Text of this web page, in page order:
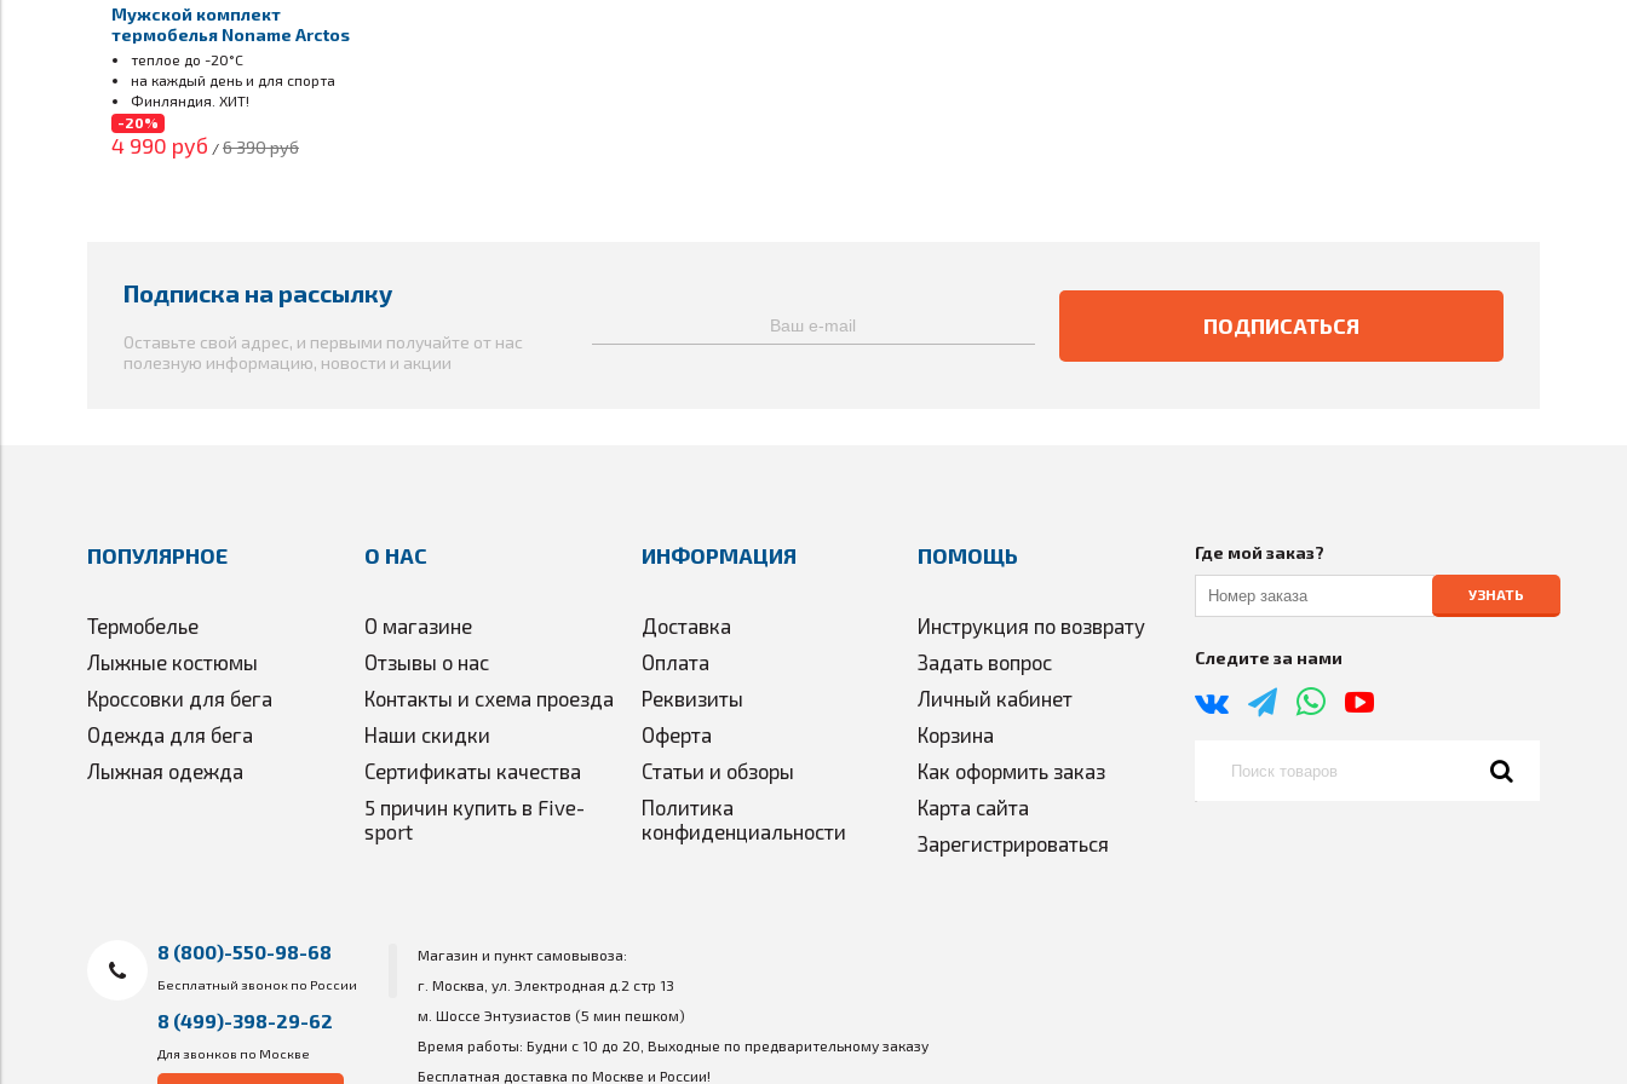
Мужской комплект
термобелья Noname Arctos
Underwear
теплое до -20°С
на каждый день и для спорта
Финляндия. ХИТ!
-20%
4 990 руб / 6 390 руб
Подписка на рассылку
Оставьте свой адрес, и первыми получайте от нас
полезную информацию, новости и акции
ПОПУЛЯРНОЕ
Термобелье
Лыжные костюмы
Кроссовки для бега
Одежда для бега
Лыжная одежда
О НАС
О магазине
Отзывы о нас
Контакты и схема проезда
Наши скидки
Сертификаты качества
5 причин купить в Five-
sport
ИНФОРМАЦИЯ
Доставка
Оплата
Реквизиты
Оферта
Статьи и обзоры
Политика
конфиденциальности
ПОМОЩЬ
Инструкция по возврату
Задать вопрос
Личный кабинет
Корзина
Как оформить заказ
Карта сайта
Зарегистрироваться
Где мой заказ?
УЗНАТЬ
Следите за нами
8 (800)-550-98-68
Бесплатный звонок по России
8 (499)-398-29-62
Для звонков по Москве
Магазин и пункт самовывоза:
г. Москва, ул. Электродная д.2 стр 13
м. Шоссе Энтузиастов (5 мин пешком)
Время работы: Будни с 10 до 20, Выходные по предварительному заказу
Бесплатная доставка по Москве и России!